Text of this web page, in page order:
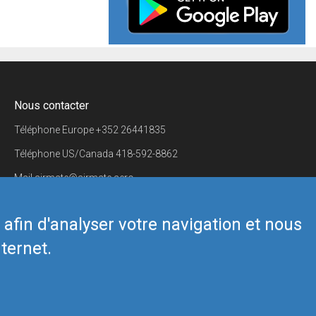
d'analyser votre navigation et nous
Nous contacter
Téléphone Europe+352 26441835
Téléphone US/Canada 418-592-8862
Mailairmate@airmate.aero